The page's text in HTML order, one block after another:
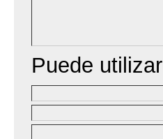
Puede utilizar